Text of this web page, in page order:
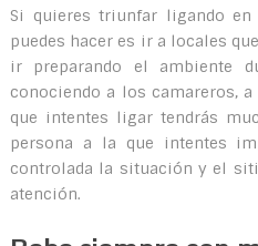
Si quieres triunfar ligando
puedes hacer es ir a locales
ir preparando el ambiente
conociendo a los camareros,
que intentes ligar tendrás
persona a la que intentes
controlada la situación y el
atención.